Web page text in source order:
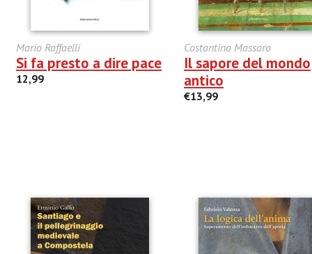
Mario Raffaelli
Si fa presto a dire pace
12,99
Costantino Massaro
Il sapore del mondo
antico
€13,99